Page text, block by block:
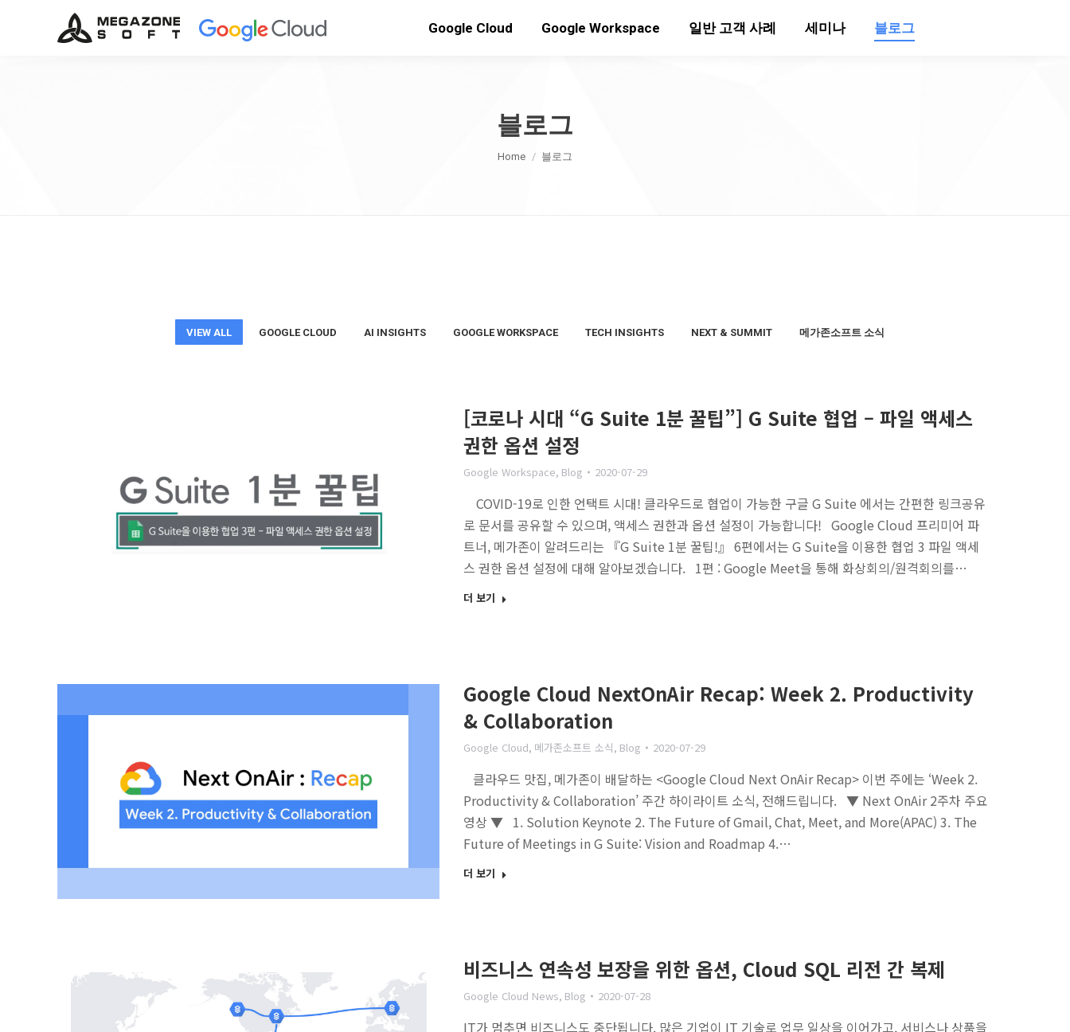
Google Cloud Google Workspace 일반 고객 사례 세미나 블로그
블로그
You are here:
Home 블로그
VIEW ALL GOOGLE CLOUD AI INSIGHTS GOOGLE WORKSPACE TECH INSIGHTS NEXT & SUMMIT 메가존소프트 소식
[코로나 시대 “G Suite 1분 꿀팁”] G Suite 협업 – 파일 액세스
권한 옵션 설정
Google Workspace, Blog 2020-07-29
COVID-19로 인한 언택트 시대! 클라우드로 협업이 가능한 구글 G Suite 에서는 간편한 링크공유
로 문서를 공유할 수 있으며, 액세스 권한과 옵션 설정이 가능합니다! Google Cloud 프리미어 파
트너, 메가존이 알려드리는 『G Suite 1분 꿀팁!』 6편에서는 G Suite을 이용한 협업 3 파일 액세
스 권한 옵션 설정에 대해 알아보겠습니다. 1편 : Google Meet을 통해 화상회의/원격회의를…
더 보기
Google Cloud NextOnAir Recap: Week 2. Productivity
& Collaboration
Google Cloud, 메가존소프트 소식, Blog 2020-07-29
클라우드 맛집, 메가존이 배달하는 <Google Cloud Next OnAir Recap> 이번 주에는 ‘Week 2.
Productivity & Collaboration’ 주간 하이라이트 소식, 전해드립니다. ▼ Next OnAir 2주차 주요
영상 ▼ 1. Solution Keynote 2. The Future of Gmail, Chat, Meet, and More(APAC) 3. The
Future of Meetings in G Suite: Vision and Roadmap 4.…
더 보기
비즈니스 연속성 보장을 위한 옵션, Cloud SQL 리전 간 복제
Google Cloud News, Blog 2020-07-28
IT가 멈추면 비즈니스도 중단됩니다. 많은 기업이 IT 기술로 업무 일상을 이어가고, 서비스나 상품을